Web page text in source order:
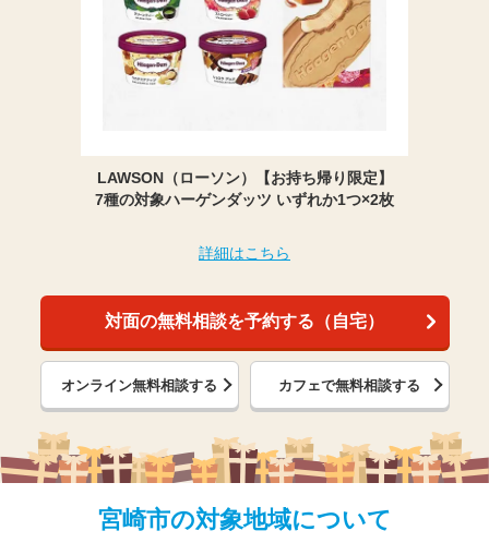
LAWSON（ローソン）【お持ち帰り限定】
7種の対象ハーゲンダッツ いずれか1つ×2枚
詳細はこちら
対面の無料相談を予約する（自宅）
オンライン無料相談する カフェで無料相談する
宮崎市の対象地域について